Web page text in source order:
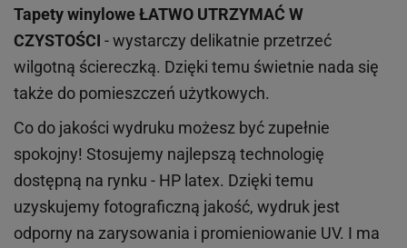
Tapety winyloweŁATWO UTRZYMAĆ W
CZYSTOŚCI - wystarczy delikatnie przetrzeć
wilgotną ściereczką. Dzięki temu świetnie nada się
także do pomieszczeń użytkowych.
Co do jakości wydruku możesz być zupełnie
spokojny! Stosujemy najlepszą technologię
dostępną na rynku - HP latex. Dzięki temu
uzyskujemy fotograficzną jakość, wydruk jest
odporny na zarysowania i promieniowanie UV. I ma